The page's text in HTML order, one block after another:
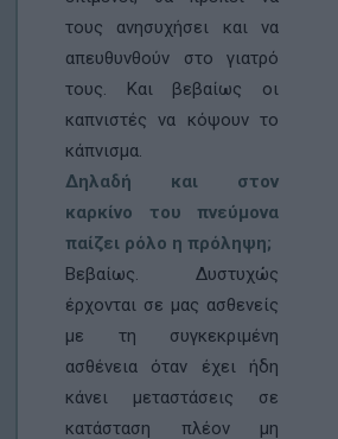
τους ανησυχήσει και να
απευθυνθούν στο γιατρό
τους. Και βεβαίως οι
καπνιστές να κόψουν το
κάπνισμα.
Δηλαδή και στον
καρκίνο του πνεύμονα
παίζει ρόλο η πρόληψη;
Βεβαίως. Δυστυχώς
έρχονται σε μας ασθενείς
με τη συγκεκριμένη
ασθένεια όταν έχει ήδη
κάνει μεταστάσεις σε
κατάσταση πλέον μη